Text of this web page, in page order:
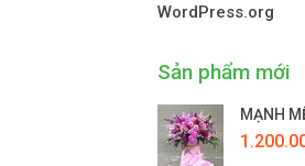
WordPress.org
Sản phẩm mới
MẠNH